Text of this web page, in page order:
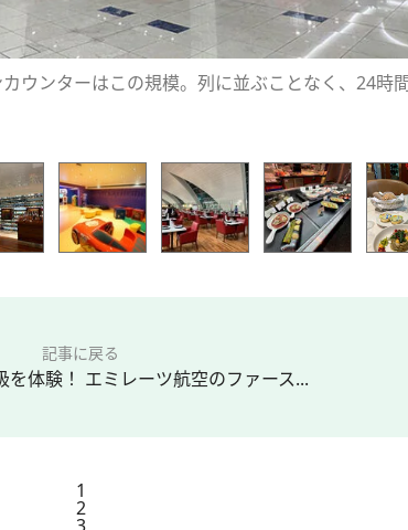
ウンターはこの規模。列に並ぶことなく、24時
記事に戻る
を体験！ エミレーツ航空のファース...
1
2